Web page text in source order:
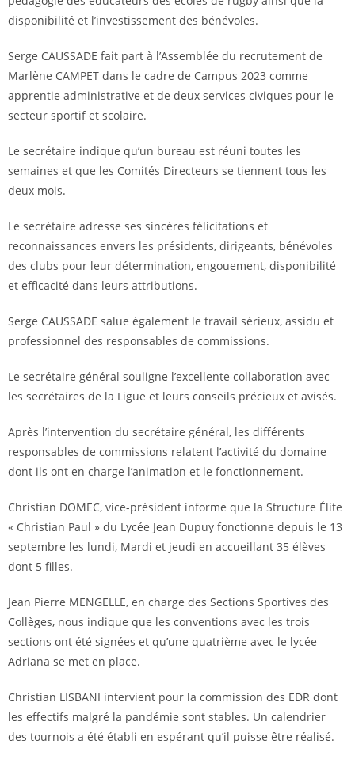
disponibilité et l’investissement des bénévoles.
Serge CAUSSADE fait part à l’Assemblée du recrutement de
Marlène CAMPET dans le cadre de Campus 2023 comme
apprentie administrative et de deux services civiques pour le
secteur sportif et scolaire.
Le secrétaire indique qu’un bureau est réuni toutes les
semaines et que les Comités Directeurs se tiennent tous les
deux mois.
Le secrétaire adresse ses sincères félicitations et
reconnaissances envers les présidents, dirigeants, bénévoles
des clubs pour leur détermination, engouement, disponibilité
et efficacité dans leurs attributions.
Serge CAUSSADE salue également le travail sérieux, assidu et
professionnel des responsables de commissions.
Le secrétaire général souligne l’excellente collaboration avec
les secrétaires de la Ligue et leurs conseils précieux et avisés.
Après l’intervention du secrétaire général, les différents
responsables de commissions relatent l’activité du domaine
dont ils ont en charge l’animation et le fonctionnement.
Christian DOMEC, vice-président informe que la Structure Élite
« Christian Paul » du Lycée Jean Dupuy fonctionne depuis le 13
septembre les lundi, Mardi et jeudi en accueillant 35 élèves
dont 5 filles.
Jean Pierre MENGELLE, en charge des Sections Sportives des
Collèges, nous indique que les conventions avec les trois
sections ont été signées et qu’une quatrième avec le lycée
Adriana se met en place.
Christian LISBANI intervient pour la commission des EDR dont
les effectifs malgré la pandémie sont stables. Un calendrier
des tournois a été établi en espérant qu’il puisse être réalisé.